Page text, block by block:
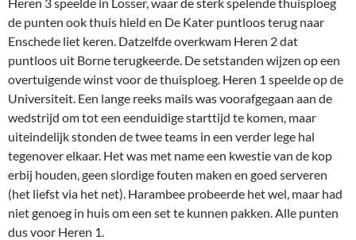
de punten ook thuis hield en De Kater puntloos terug naar
Enschede liet keren. Datzelfde overkwam Heren 2 dat
puntloos uit Borne terugkeerde. De setstanden wijzen op een
overtuigende winst voor de thuisploeg. Heren 1 speelde op de
Universiteit. Een lange reeks mails was voorafgegaan aan de
wedstrijd om tot een eenduidige starttijd te komen, maar
uiteindelijk stonden de twee teams in een verder lege hal
tegenover elkaar. Het was met name een kwestie van de kop
erbij houden, geen slordige fouten maken en goed serveren
(het liefst via het net). Harambee probeerde het wel, maar had
niet genoeg in huis om een set te kunnen pakken. Alle punten
dus voor Heren 1.